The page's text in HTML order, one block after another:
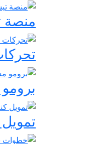
منصة تيسير الزواج